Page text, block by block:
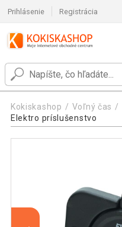
Prihlásenie Registrácia
Kokiskashop Voľný čas
Elektro príslušenstvo